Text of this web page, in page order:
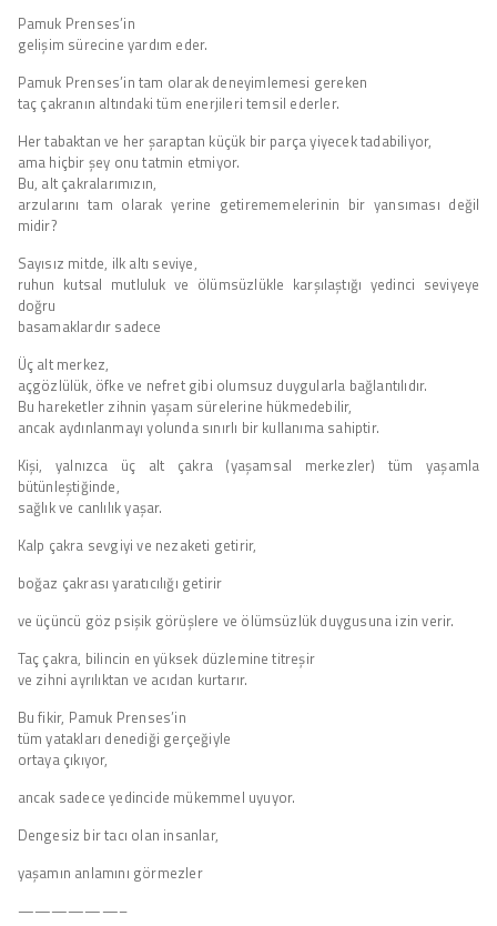
Pamuk Prenses’in
gelişim sürecine yardım eder.
Pamuk Prenses’in tam olarak deneyimlemesi gereken
taç çakranın altındaki tüm enerjileri temsil ederler.
Her tabaktan ve her şaraptan küçük bir parça yiyecek tadabiliyor,
ama hiçbir şey onu tatmin etmiyor.
Bu, alt çakralarımızın,
arzularını tam olarak yerine getirememelerinin bir yansıması değil
midir?
Sayısız mitde, ilk altı seviye,
ruhun kutsal mutluluk ve ölümsüzlükle karşılaştığı yedinci seviyeye
doğru
basamaklardır sadece
Üç alt merkez,
açgözlülük, öfke ve nefret gibi olumsuz duygularla bağlantılıdır.
Bu hareketler zihnin yaşam sürelerine hükmedebilir,
ancak aydınlanmayı yolunda sınırlı bir kullanıma sahiptir.
Kişi, yalnızca üç alt çakra (yaşamsal merkezler) tüm yaşamla
bütünleştiğinde,
sağlık ve canlılık yaşar.
Kalp çakra sevgiyi ve nezaketi getirir,
boğaz çakrası yaratıcılığı getirir
ve üçüncü göz psişik görüşlere ve ölümsüzlük duygusuna izin verir.
Taç çakra, bilincin en yüksek düzlemine titreşir
ve zihni ayrılıktan ve acıdan kurtarır.
Bu fikir, Pamuk Prenses’in
tüm yatakları denediği gerçeğiyle
ortaya çıkıyor,
ancak sadece yedincide mükemmel uyuyor.
Dengesiz bir tacı olan insanlar,
yaşamın anlamını görmezler
——————–